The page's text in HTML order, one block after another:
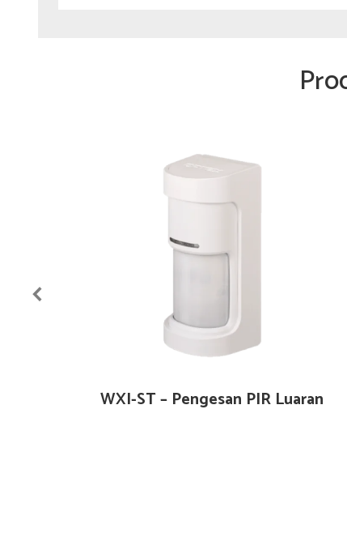
WXI-ST – Pengesan PIR Luaran